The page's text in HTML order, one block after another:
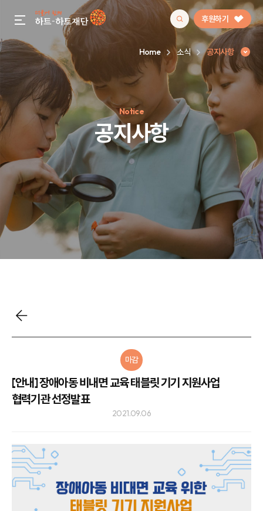
gnb menu open 후원하기
인기 키워드
#정기후원#하트플레이스#캠페인#팬덤후원
Home 소식 공지사항
Notice
공지사항
마감
[안내] 장애아동 비내면 교육 태블릿 기기 지원사업
협력기관 선정발표
2021.09.06